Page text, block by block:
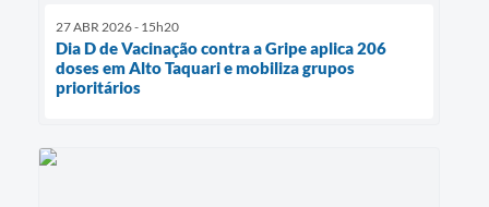
27 ABR 2026 - 15h20
Dia D de Vacinação contra a Gripe aplica 206
doses em Alto Taquari e mobiliza grupos
prioritários